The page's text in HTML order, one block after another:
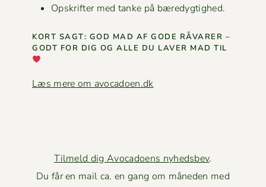
Opskrifter med tanke på bæredygtighed.
KORT SAGT: GOD MAD AF GODE RÅVAR­ER –
GODT FOR DIG OG ALLE DU LAVER MAD TIL
Læs mere om avocadoen.dk
Tilmeld dig Avocadoens nyhedsbev.
Du får en mail ca. en gang om måneden med